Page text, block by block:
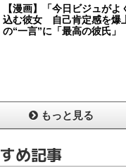
【漫画】「今日ビジュが
込む彼女 自己肯定感を爆
の“一言”に「最高の彼氏」
もっと見る
め記事